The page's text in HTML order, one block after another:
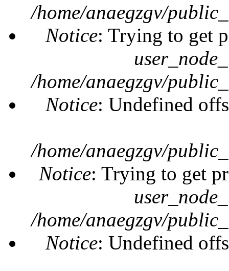
/home/anaegzgv/
Notice: Trying to get
/home/anaegzgv/
Notice: Undefined
/home/anaegzgv/
Notice: Trying to get
/home/anaegzgv/
Notice: Undefined